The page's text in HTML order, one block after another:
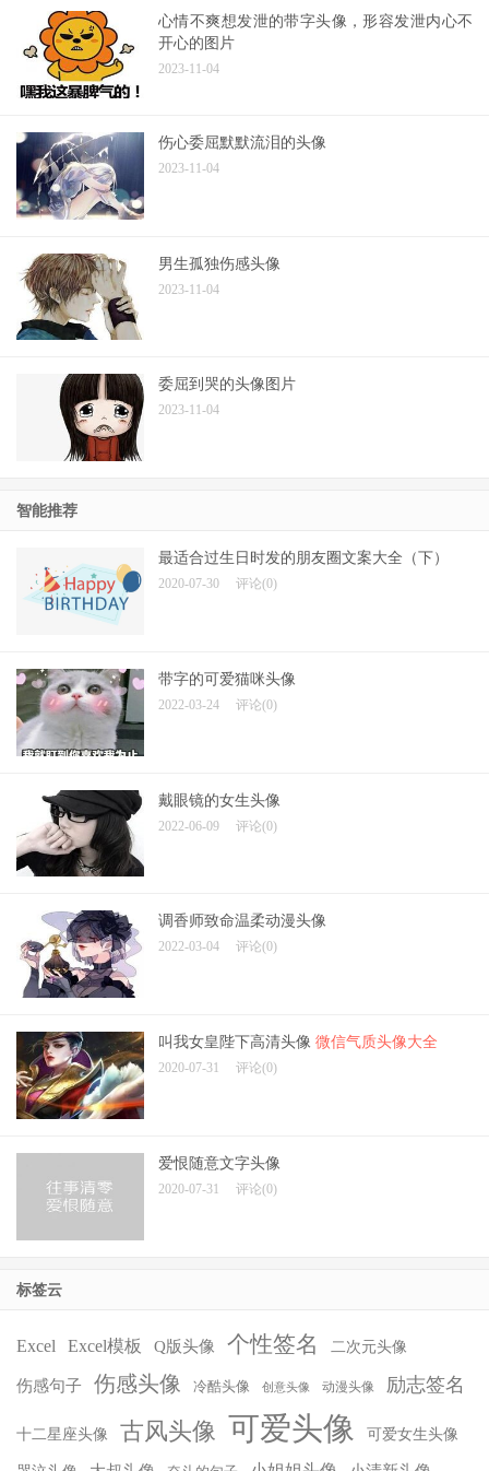
心情不爽想发泄的带字头像，形容发泄内心不
开心的图片
2023-11-04
伤心委屈默默流泪的头像
2023-11-04
男生孤独伤感头像
2023-11-04
委屈到哭的头像图片
2023-11-04
智能推荐
最适合过生日时发的朋友圈文案大全（下）
2020-07-30 评论(0)
带字的可爱猫咪头像
2022-03-24 评论(0)
戴眼镜的女生头像
2022-06-09 评论(0)
调香师致命温柔动漫头像
2022-03-04 评论(0)
叫我女皇陛下高清头像 微信气质头像大全
2020-07-31 评论(0)
爱恨随意文字头像
2020-07-31 评论(0)
标签云
Excel Excel模板 Q版头像 个性签名 二次元头像
伤感句子 伤感头像 冷酷头像 创意头像 动漫头像 励志签名
十二星座头像 古风头像 可爱头像 可爱女生头像